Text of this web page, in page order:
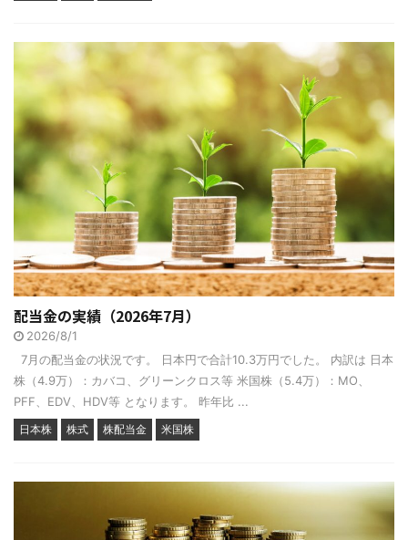
配当金の実績（2026年7月）
2026/8/1
7月の配当金の状況です。 日本円で合計10.3万円でした。 内訳は 日本
株（4.9万）：カバコ、グリーンクロス等 米国株（5.4万）：MO、
PFF、EDV、HDV等 となります。 昨年比 ...
日本株 株式 株配当金 米国株